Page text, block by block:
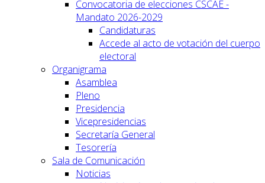
Convocatoria de elecciones CSCAE -
Mandato 2026-2029
Candidaturas
Accede al acto de votación del cuerpo
electoral
Organigrama
Asamblea
Pleno
Presidencia
Vicepresidencias
Secretaría General
Tesorería
Sala de Comunicación
Noticias